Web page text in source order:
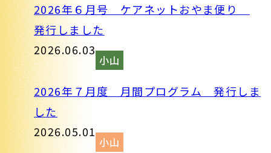
2026年６月号 ケアネットおやま便り
発行しました
2026.06.03
小山
2026年７月度 月間プログラム 発行しま
した
2026.05.01
小山